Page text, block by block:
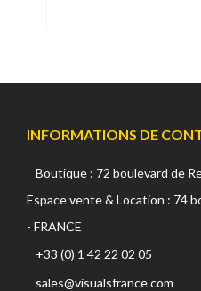
INFORMATIONS DE
Boutique : 72 boulevard de
Espace vente & Location : 74
- FRANCE
+33 (0) 1 42 22 02 05
sales@visualsfrance.com